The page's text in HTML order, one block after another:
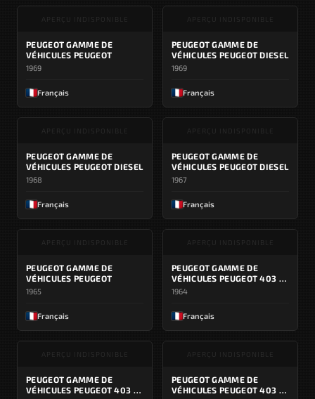
APERÇU INDISPONIBLE
PEUGEOT GAMME DE
VÉHICULES PEUGEOT
1969
Français
APERÇU INDISPONIBLE
PEUGEOT GAMME DE
VÉHICULES PEUGEOT DIESEL
1969
Français
APERÇU INDISPONIBLE
PEUGEOT GAMME DE
VÉHICULES PEUGEOT DIESEL
1968
Français
APERÇU INDISPONIBLE
PEUGEOT GAMME DE
VÉHICULES PEUGEOT DIESEL
1967
Français
APERÇU INDISPONIBLE
PEUGEOT GAMME DE
VÉHICULES PEUGEOT
1965
Français
APERÇU INDISPONIBLE
PEUGEOT GAMME DE
VÉHICULES PEUGEOT 403 /
404
1964
Français
APERÇU INDISPONIBLE
PEUGEOT GAMME DE
VÉHICULES PEUGEOT 403 /
APERÇU INDISPONIBLE
PEUGEOT GAMME DE
VÉHICULES PEUGEOT 403 /